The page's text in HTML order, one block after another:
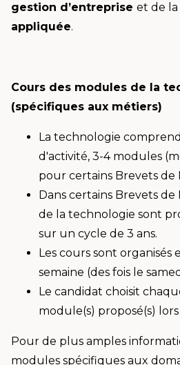
gestion d’entreprise et de la
appliquée.
Cours des modules de la
(spécifiques aux métiers)
La technologie
d'activité, 3-4 modules
pour certains Brevets de
Dans certains Brevets
de la technologie sont
sur un cycle de 3 ans.
Les cours sont organisés
semaine (des fois le
Le candidat choisit
module(s) proposé(s)
Pour de plus amples
modules spécifiques aux